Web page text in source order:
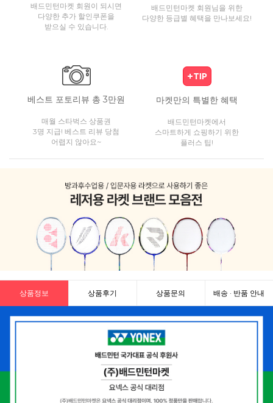
배드민턴마켓 회원이 되시면
다양한 추가 할인쿠폰을
받으실 수 있습니다.
배드민턴마켓 회원님을 위한
다양한 등급별 혜택을 만나보세요!
베스트 포토리뷰 총 3만원
매월 스타벅스 상품권
3명 지급! 베스트 리뷰 당첨
어렵지 않아요~
마켓만의 특별한 혜택
배드민턴마켓에서
스마트하게 쇼핑하기 위한
플러스 팁!
상품정보 상품후기 상품문의 배송 · 반품 안내